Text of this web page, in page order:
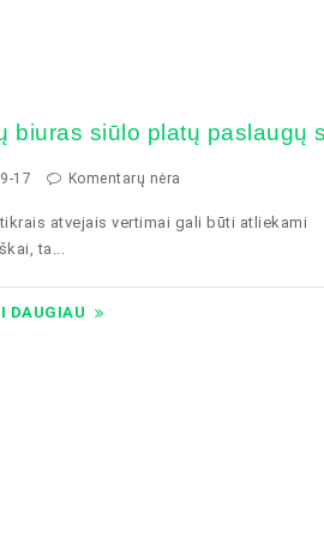
biuras siūlo platų paslaugų
17 Komentarų nėra
atvejais vertimai gali būti atliekami
ta...
DAUGIAU